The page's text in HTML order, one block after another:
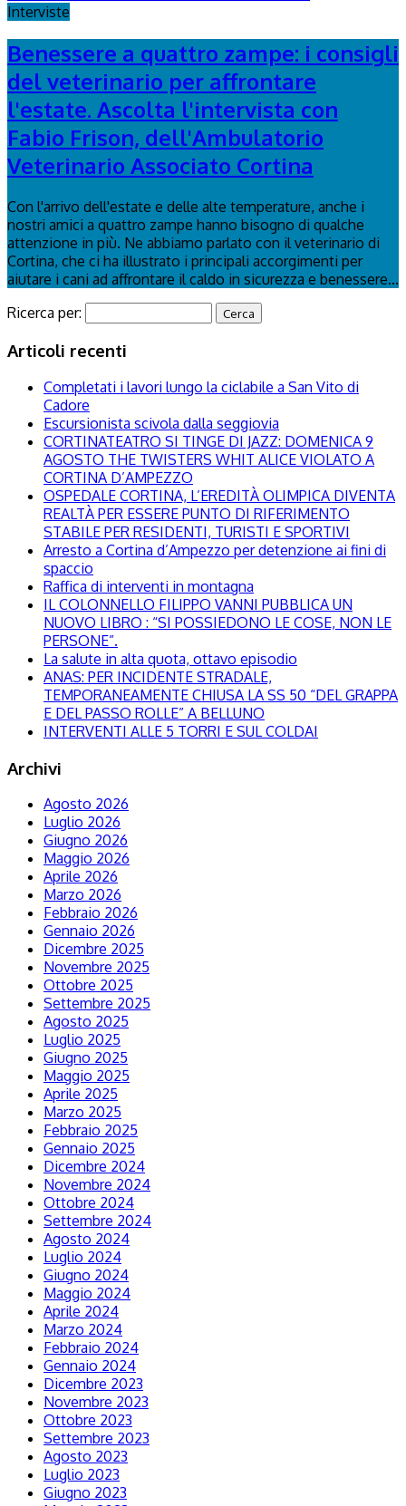
Interviste
Benessere a quattro zampe: i consigli
del veterinario per affrontare
l'estate. Ascolta l'intervista con
Fabio Frison, dell'Ambulatorio
Veterinario Associato Cortina
Con l'arrivo dell'estate e delle alte temperature, anche i
nostri amici a quattro zampe hanno bisogno di qualche
attenzione in più. Ne abbiamo parlato con il veterinario di
Cortina, che ci ha illustrato i principali accorgimenti per
aiutare i cani ad affrontare il caldo in sicurezza e benessere...
Ricerca per:
Articoli recenti
Completati i lavori lungo la ciclabile a San Vito di
Cadore
Escursionista scivola dalla seggiovia
CORTINATEATRO SI TINGE DI JAZZ: DOMENICA 9
AGOSTO THE TWISTERS WHIT ALICE VIOLATO A
CORTINA D’AMPEZZO
OSPEDALE CORTINA, L’EREDITÀ OLIMPICA DIVENTA
REALTÀ PER ESSERE PUNTO DI RIFERIMENTO
STABILE PER RESIDENTI, TURISTI E SPORTIVI
Arresto a Cortina d’Ampezzo per detenzione ai fini di
spaccio
Raffica di interventi in montagna
IL COLONNELLO FILIPPO VANNI PUBBLICA UN
NUOVO LIBRO : “SI POSSIEDONO LE COSE, NON LE
PERSONE”.
La salute in alta quota, ottavo episodio
ANAS: PER INCIDENTE STRADALE,
TEMPORANEAMENTE CHIUSA LA SS 50 “DEL GRAPPA
E DEL PASSO ROLLE” A BELLUNO
INTERVENTI ALLE 5 TORRI E SUL COLDAI
Archivi
Agosto 2026
Luglio 2026
Giugno 2026
Maggio 2026
Aprile 2026
Marzo 2026
Febbraio 2026
Gennaio 2026
Dicembre 2025
Novembre 2025
Ottobre 2025
Settembre 2025
Agosto 2025
Luglio 2025
Giugno 2025
Maggio 2025
Aprile 2025
Marzo 2025
Febbraio 2025
Gennaio 2025
Dicembre 2024
Novembre 2024
Ottobre 2024
Settembre 2024
Agosto 2024
Luglio 2024
Giugno 2024
Maggio 2024
Aprile 2024
Marzo 2024
Febbraio 2024
Gennaio 2024
Dicembre 2023
Novembre 2023
Ottobre 2023
Settembre 2023
Agosto 2023
Luglio 2023
Giugno 2023